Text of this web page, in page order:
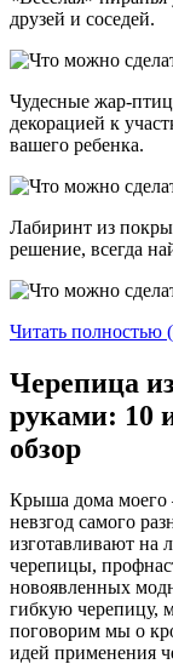
друзей и соседей.
Чудесные жар-
декорацией к
вашего ребенка.
Лабиринт из
решение, всегда
Читать полностью
Черепица
руками: 10
обзор
Крыша дома моего
невзгод самого
изготавливают на
черепицы,
новоявленных
гибкую черепицу,
поговорим мы о
идей применения